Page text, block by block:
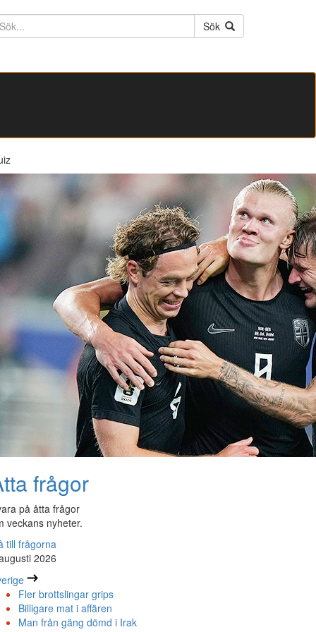
Sök
frågor
på åtta frågor
veckans nyheter.
till frågorna
2026
Fler brottslingar grips
Billigare mat i affären
Man från gäng dömd i Irak